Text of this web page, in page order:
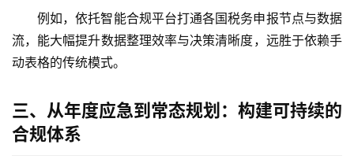
例如，依托智能合规平台打通各国税务申报节点与数据
流，能大幅提升数据整理效率与决策清晰度，远胜于依赖手
动表格的传统模式。
三、从年度应急到常态规划：构建可持续的
合规体系